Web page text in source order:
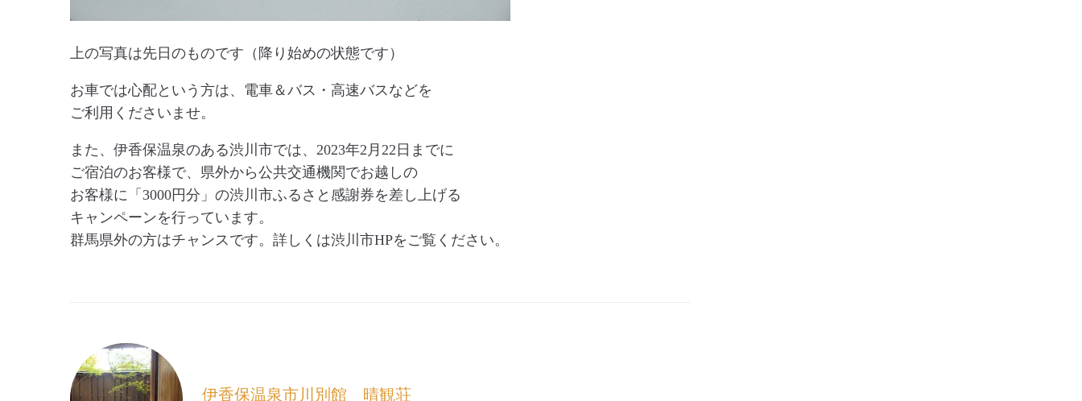
上の写真は先日のものです（降り始めの状態です）
お車では心配という方は、電車＆バス・高速バスなどを
ご利用くださいませ。
また、伊香保温泉のある渋川市では、2023年2月22日までに
ご宿泊のお客様で、県外から公共交通機関でお越しの
お客様に「3000円分」の渋川市ふるさと感謝券を差し上げる
キャンペーンを行っています。
群馬県外の方はチャンスです。詳しくは渋川市HPをご覧ください。
伊香保温泉市川別館 晴観荘